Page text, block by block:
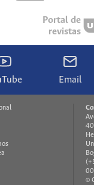
Portal de
revistas
Email
©